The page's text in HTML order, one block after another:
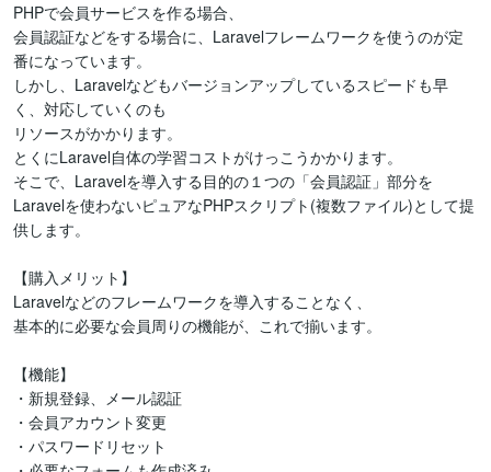
PHPで会員サービスを作る場合、
会員認証などをする場合に、Laravelフレームワークを使うのが定
番になっています。
しかし、Laravelなどもバージョンアップしているスピードも早
く、対応していくのも
リソースがかかります。
とくにLaravel自体の学習コストがけっこうかかります。
そこで、Laravelを導入する目的の１つの「会員認証」部分を
Laravelを使わないピュアなPHPスクリプト(複数ファイル)として提
供します。
【購入メリット】
Laravelなどのフレームワークを導入することなく、
基本的に必要な会員周りの機能が、これで揃います。
【機能】
・新規登録、メール認証
・会員アカウント変更
・パスワードリセット